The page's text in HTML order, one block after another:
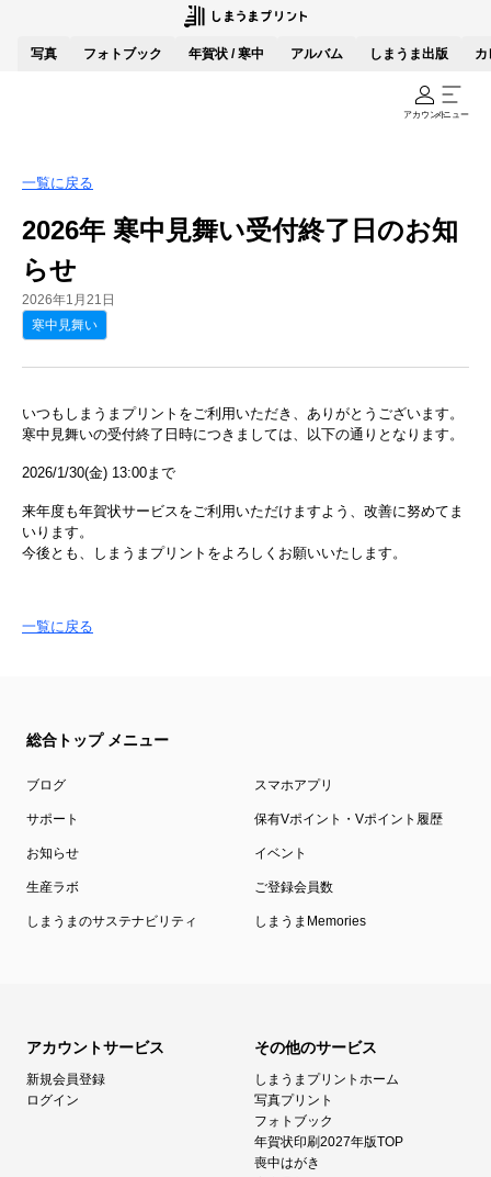
写真 フォトブック 年賀状 / 寒中 アルバム しまうま出版 カ
アカウントメニュー
一覧に戻る
2026年 寒中見舞い受付終了日のお知
らせ
2026年1月21日
寒中見舞い
いつもしまうまプリントをご利用いただき、ありがとうございます。
寒中見舞いの受付終了日時につきましては、以下の通りとなります。
2026/1/30(金) 13:00まで
来年度も年賀状サービスをご利用いただけますよう、改善に努めてま
いります。
今後とも、しまうまプリントをよろしくお願いいたします。
一覧に戻る
総合トップ メニュー
ブログ スマホアプリ
サポート 保有Vポイント・Vポイント履歴
お知らせ イベント
生産ラボ ご登録会員数
しまうまのサステナビリティ しまうまMemories
アカウントサービス
新規会員登録
ログイン
その他のサービス
しまうまプリントホーム
写真プリント
フォトブック
年賀状印刷2027年版TOP
喪中はがき